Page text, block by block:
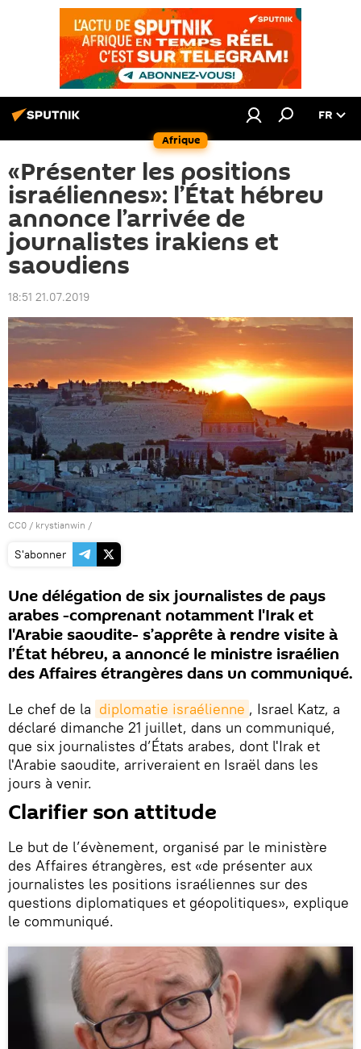
Afrique
FR
«Présenter les positions
israéliennes»: l’État hébreu
annonce l’arrivée de
journalistes irakiens et
saoudiens
18:51 21.07.2019
CC0 / krystianwin /
S'abonner
Une délégation de six journalistes de pays
arabes -comprenant notamment l'Irak et
l'Arabie saoudite- s’apprête à rendre visite à
l’État hébreu, a annoncé le ministre israélien
des Affaires étrangères dans un communiqué.
Le chef de la diplomatie israélienne , Israel Katz, a
déclaré dimanche 21 juillet, dans un communiqué,
que six journalistes d’États arabes, dont l'Irak et
l'Arabie saoudite, arriveraient en Israël dans les
jours à venir.
Clarifier son attitude
Le but de l’évènement, organisé par le ministère
des Affaires étrangères, est «de présenter aux
journalistes les positions israéliennes sur des
questions diplomatiques et géopolitiques», explique
le communiqué.